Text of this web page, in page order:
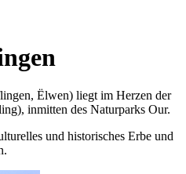
Ëlwen) liegt im Herzen der
inmitten des Naturparks Our.
und historisches Erbe und